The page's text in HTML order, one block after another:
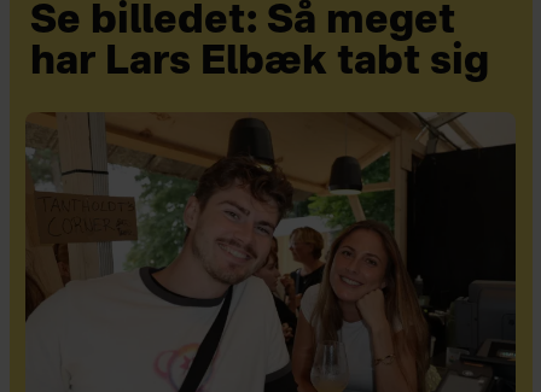
Se billedet: Så meget
har Lars Elbæk tabt sig